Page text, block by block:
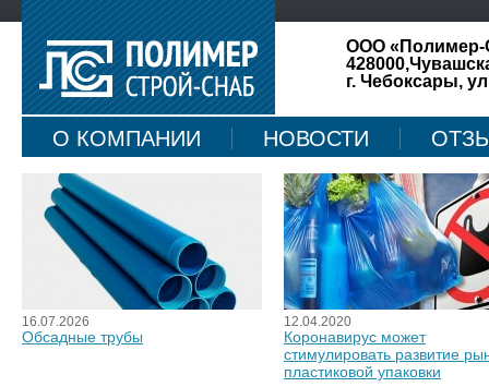
ООО «Полимер-
г. Чебоксары,
О КОМПАНИИ НОВОСТИ
КАРТА САЙТА
16.07.2026
Обсадные трубы
12.04.2020
Коронавирус может
стимулировать развитие
пластиковой упаковки